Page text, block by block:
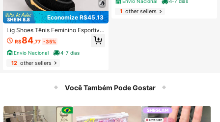
Economize R$45,13
Lig Shoes Tênis Feminino Esportivo
Leve Confortável Respirável para A
cademia Treinos Caminhadas e Qu
adras Recreativas
R$84,77 -35%
Envio Nacional
4-7 dias
12other sellers
1other sellers
Você Também Pode Gostar